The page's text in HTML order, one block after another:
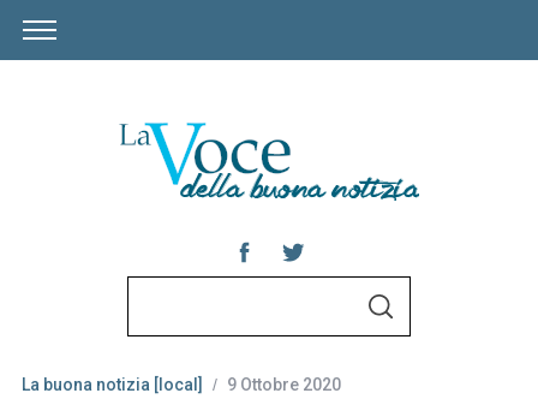
r
S
La buona notizia [local] 9 Ottobre 2020